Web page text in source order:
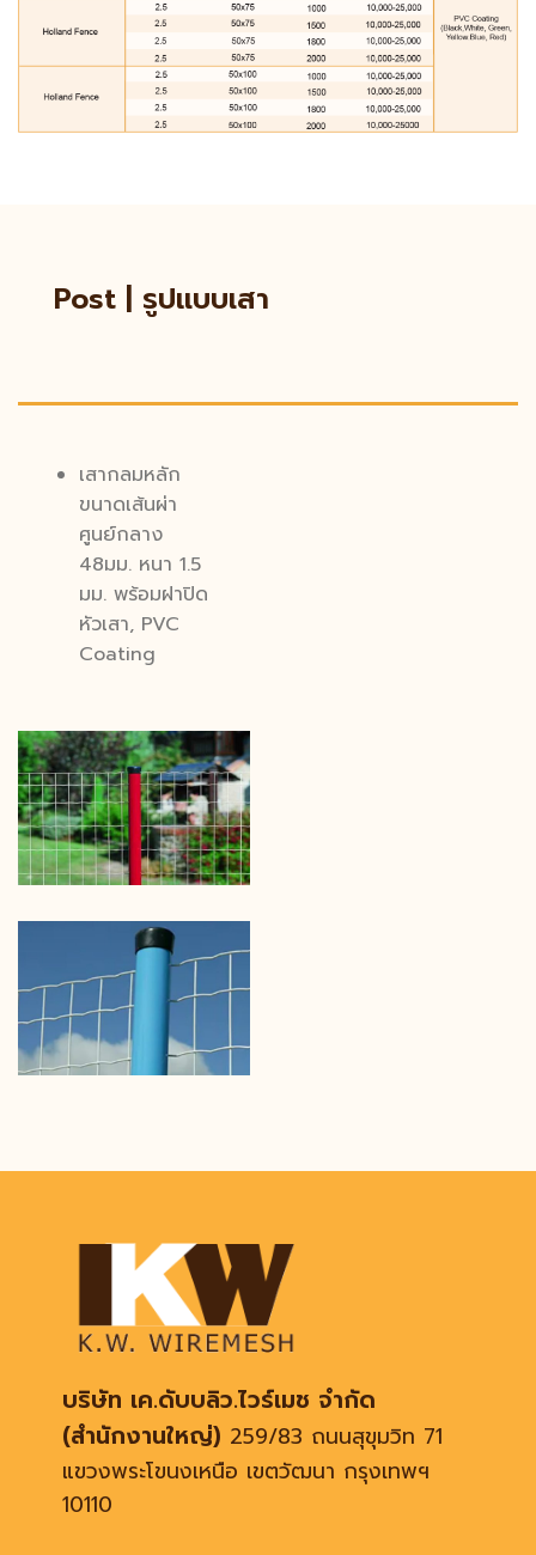
Post | รูปแบบเสา
เสากลมหลัก
ขนาดเส้นผ่า
ศูนย์กลาง
48มม. หนา 1.5
มม. พร้อมฝาปิด
หัวเสา, PVC
Coating
บริษัท เค.ดับบลิว.ไวร์เมช จำกัด
(สำนักงานใหญ่) 259/83 ถนนสุขุมวิท 71
แขวงพระโขนงเหนือ เขตวัฒนา กรุงเทพฯ
10110